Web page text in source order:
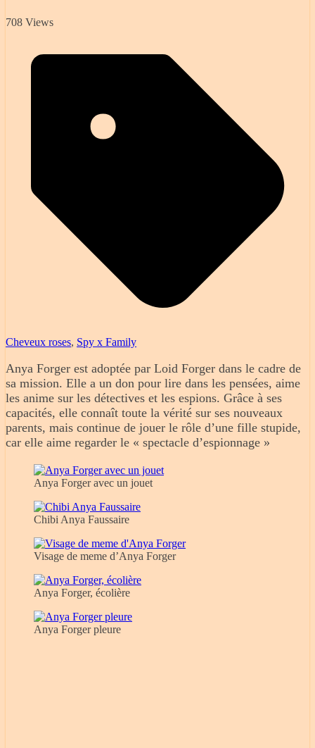
708 Views
Cheveux roses, Spy x Family
Anya Forger est adoptée par Loid Forger dans le cadre de
sa mission. Elle a un don pour lire dans les pensées, aime
les anime sur les détectives et les espions. Grâce à ses
capacités, elle connaît toute la vérité sur ses nouveaux
parents, mais continue de jouer le rôle d’une fille stupide,
car elle aime regarder le « spectacle d’espionnage »
Anya Forger avec un jouet
Chibi Anya Faussaire
Visage de meme d’Anya Forger
Anya Forger, écolière
Anya Forger pleure